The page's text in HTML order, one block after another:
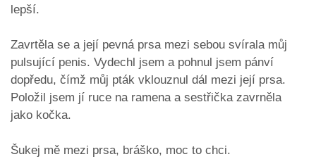
lepší.
Zavrtěla se a její pevná prsa mezi sebou svírala můj
pulsující penis. Vydechl jsem a pohnul jsem pánví
dopředu, čímž můj pták vklouznul dál mezi její prsa.
Položil jsem jí ruce na ramena a sestřička zavrněla
jako kočka.
Šukej mě mezi prsa, bráško, moc to chci.